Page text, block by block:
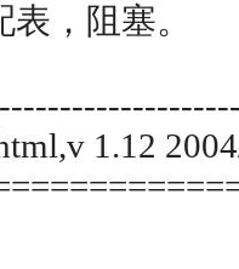
，阻塞。
1.12